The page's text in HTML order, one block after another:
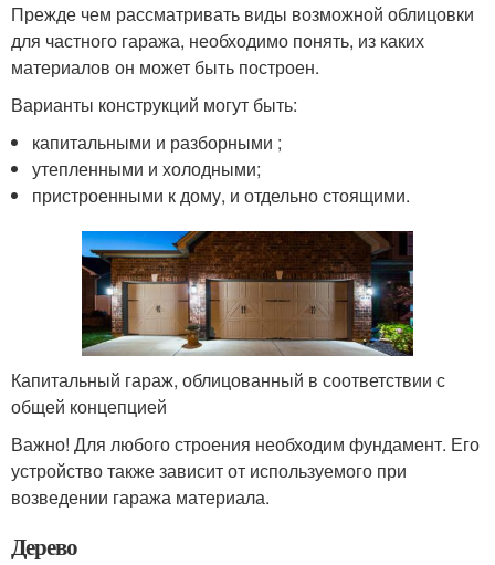
Прежде чем рассматривать виды возможной облицовки
для частного гаража, необходимо понять, из каких
материалов он может быть построен.
Варианты конструкций могут быть:
капитальными и разборными ;
утепленными и холодными;
пристроенными к дому, и отдельно стоящими.
Капитальный гараж, облицованный в соответствии с
общей концепцией
Важно! Для любого строения необходим фундамент. Его
устройство также зависит от используемого при
возведении гаража материала.
Дерево